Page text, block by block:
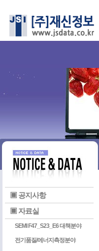
▣ 공지사항
▣ 자료실
SEMI F47_S23_E6 대책분야
전기품질/에너지측정분야